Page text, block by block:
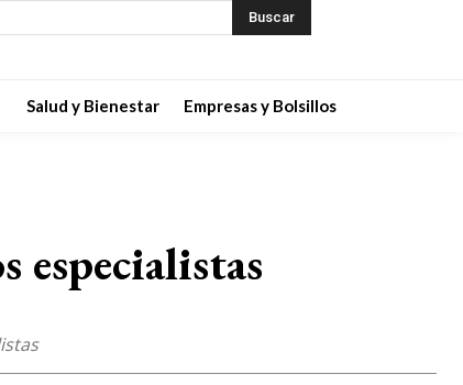
Buscar
Salud y Bienestar Empresas y Bolsillos
especialistas